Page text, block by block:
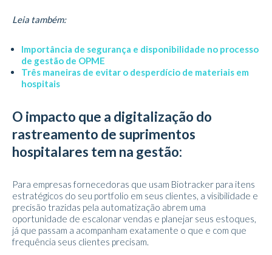
Leia também:
Importância de segurança e disponibilidade no processo
de gestão de OPME
Três maneiras de evitar o desperdício de materiais em
hospitais
O impacto que a digitalização do
rastreamento de suprimentos
hospitalares tem na gestão:
Para empresas fornecedoras que usam Biotracker para itens
estratégicos do seu portfolio em seus clientes, a visibilidade e
precisão trazidas pela automatização abrem uma
oportunidade de escalonar vendas e planejar seus estoques,
já que passam a acompanham exatamente o que e com que
frequência seus clientes precisam.